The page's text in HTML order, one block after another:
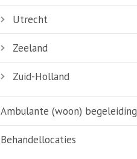
Utrecht
Zeeland
Zuid-Holland
Ambulante (woon) begeleiding
Behandellocaties